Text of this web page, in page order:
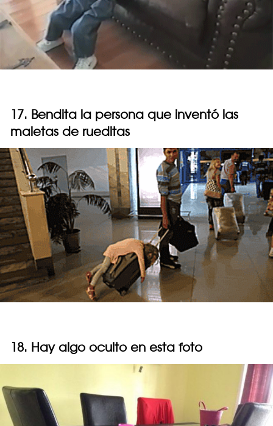
17. Bendita la persona que inventó las
maletas de rueditas
18. Hay algo oculto en esta foto